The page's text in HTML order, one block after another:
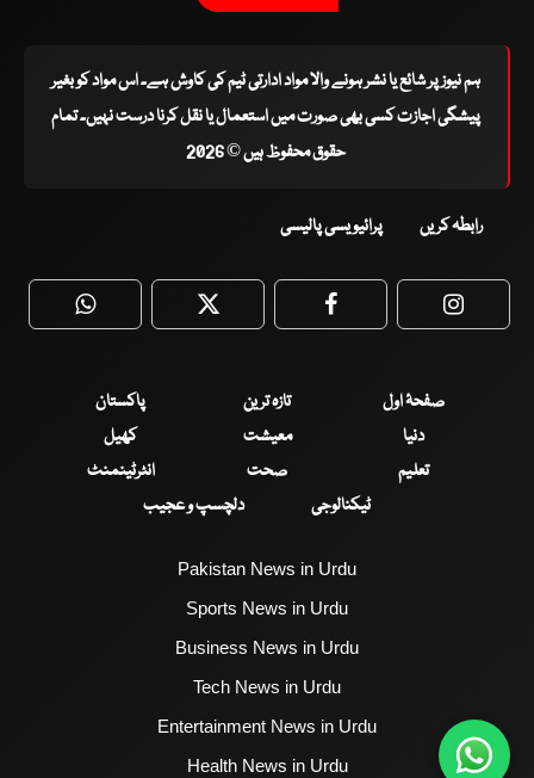
ہم نیوز پر شائع یا نشر ہونے والا مواد ادارتی ٹیم کی کاوش ہے۔ اس مواد کو بغیر
پیشگی اجازت کسی بھی صورت میں استعمال یا نقل کرنا درست نہیں۔ تمام
حقوق محفوظ ہیں © 2026
رابطہ کریں پرائیویسی پالیسی
WhatsApp Twitter Facebook
صفحۂ اول تازہ ترین
پاکستان
دنیا
معیشت
کھیل
تعلیم
صحت
انٹرٹینمنٹ
ٹیکنالوجی
دلچسپ و عجیب
Pakistan News in Urdu
Sports News in Urdu
Business News in Urdu
Tech News in Urdu
Entertainment News in Urdu
Health News in Urdu